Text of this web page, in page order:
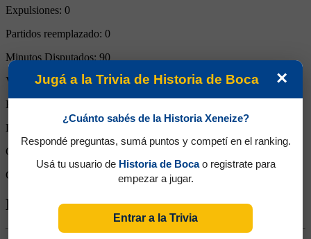
Expulsiones: 0
Partidos reemplazado: 0
Minutos Disputados: 90
Victorias:0
Empates:
Derrotas:
Goles de Boca:
Goles rivales:
Biografía de Armando Oscar Ovide
×
Jugá a la Trivia de Historia de Boca
¿Cuánto sabés de la Historia Xeneize?
Respondé preguntas, sumá puntos y competí en el ranking.
Usá tu usuario de Historia de Bocao registrate para
empezar a jugar.
Entrar a la Trivia